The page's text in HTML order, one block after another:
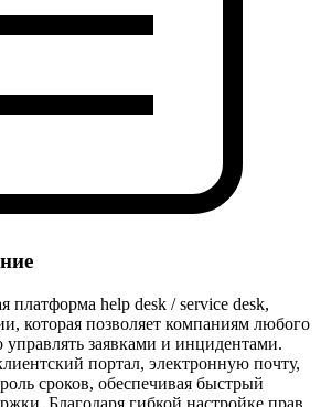
платформа help desk / service desk,
которая позволяет компаниям любого
заявками и инцидентами.
портал, электронную почту,
сроков, обеспечивая быстрый